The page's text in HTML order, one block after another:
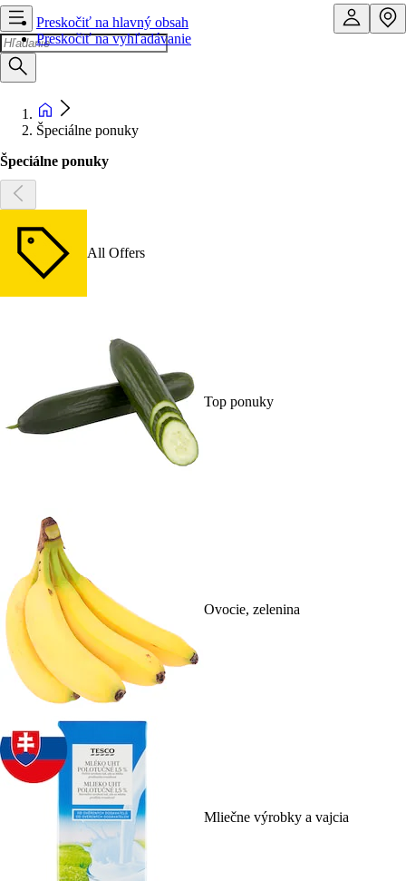
Preskočiť na hlavný obsah
Preskočiť na vyhľadávanie
Špeciálne ponuky
Špeciálne ponuky
All Offers
Top ponuky
Ovocie, zelenina
Mliečne výrobky a vajcia